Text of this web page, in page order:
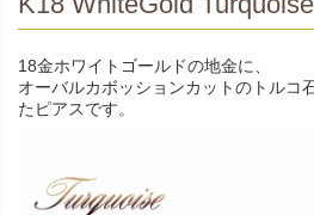
18金ホワイトゴールドの地金に、
オーバルカボッションカットのトルコ
たピアスです。